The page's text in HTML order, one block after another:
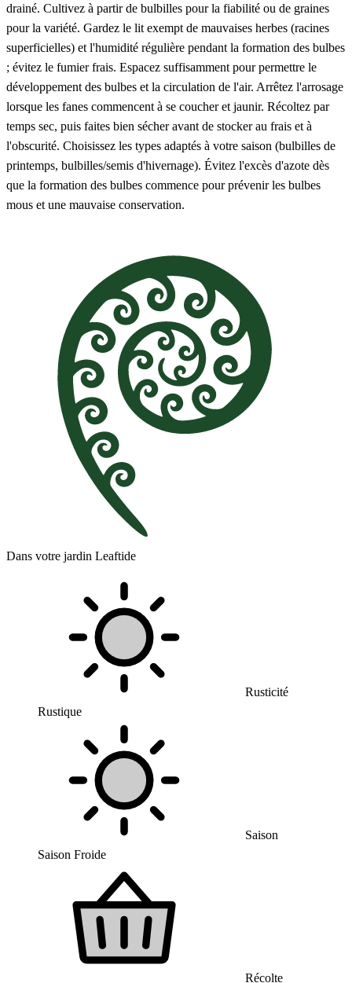
drainé. Cultivez à partir de bulbilles pour la fiabilité ou de graines
pour la variété. Gardez le lit exempt de mauvaises herbes (racines
superficielles) et l'humidité régulière pendant la formation des bulbes
; évitez le fumier frais. Espacez suffisamment pour permettre le
développement des bulbes et la circulation de l'air. Arrêtez l'arrosage
lorsque les fanes commencent à se coucher et jaunir. Récoltez par
temps sec, puis faites bien sécher avant de stocker au frais et à
l'obscurité. Choisissez les types adaptés à votre saison (bulbilles de
printemps, bulbilles/semis d'hivernage). Évitez l'excès d'azote dès
que la formation des bulbes commence pour prévenir les bulbes
mous et une mauvaise conservation.
Dans votre jardin Leaftide
Rusticité
Rustique
Saison
Saison Froide
Récolte